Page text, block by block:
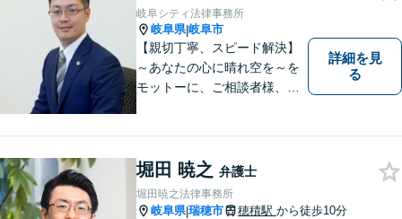
岐阜シティ法律事務所
岐阜県|岐阜市
【親切丁寧、スピード解決】
～あなたの心に晴れ空を～を
モットーに、ご相談者様、依
お気軽にご相談下さい。
詳細を見
る
堀田 暁之 弁護士
堀田暁之法律事務所
岐阜県|瑞穂市 穂積駅 から徒歩10分